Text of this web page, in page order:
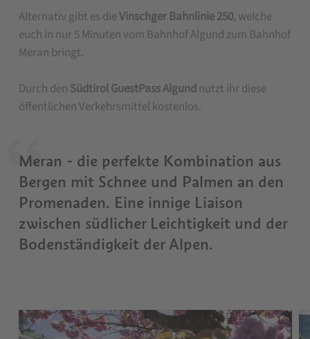
Alternativ gibt es dieVinschger Bahnlinie 250, welche
euch in nur 5 Minuten vom Bahnhof Algund zum Bahnhof
Meran bringt.
Durch den Südtirol GuestPass Algundnutzt ihr diese
öffentlichen Verkehrsmittel kostenlos.
Meran - die perfekte Kombination aus
Bergen mit Schnee und Palmen an den
Promenaden. Eine innige Liaison
zwischen südlicher Leichtigkeit und der
Bodenständigkeit der Alpen.